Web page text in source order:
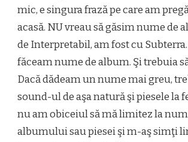
mic, e singura frază pe care am
acasă. NU vreau să găsim nume de
de Interpretabil, am fost cu
făceam nume de album. Şi trebuia
Dacă dădeam un nume mai greu,
sound-ul de aşa natură şi piesele la
nu am obiceiul să mă limitez la
albumului sau piesei şi m-aş simţi